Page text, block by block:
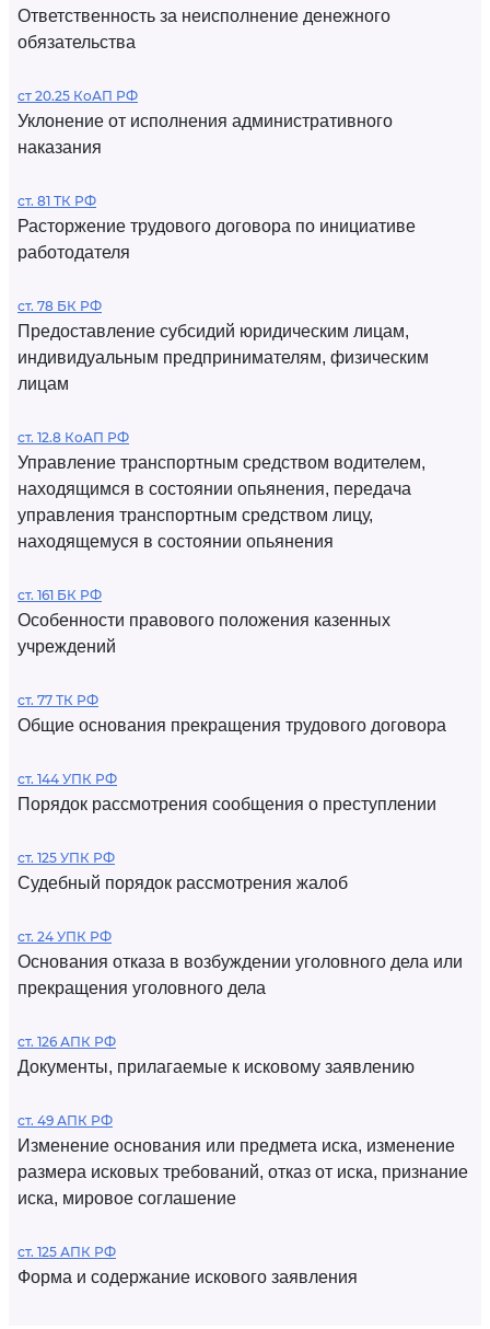
Ответственность за неисполнение денежного
обязательства
ст 20.25 КоАП РФ
Уклонение от исполнения административного
наказания
ст. 81 ТК РФ
Расторжение трудового договора по инициативе
работодателя
ст. 78 БК РФ
Предоставление субсидий юридическим лицам,
индивидуальным предпринимателям, физическим
лицам
ст. 12.8 КоАП РФ
Управление транспортным средством водителем,
находящимся в состоянии опьянения, передача
управления транспортным средством лицу,
находящемуся в состоянии опьянения
ст. 161 БК РФ
Особенности правового положения казенных
учреждений
ст. 77 ТК РФ
Общие основания прекращения трудового договора
ст. 144 УПК РФ
Порядок рассмотрения сообщения о преступлении
ст. 125 УПК РФ
Судебный порядок рассмотрения жалоб
ст. 24 УПК РФ
Основания отказа в возбуждении уголовного дела или
прекращения уголовного дела
ст. 126 АПК РФ
Документы, прилагаемые к исковому заявлению
ст. 49 АПК РФ
Изменение основания или предмета иска, изменение
размера исковых требований, отказ от иска, признание
иска, мировое соглашение
ст. 125 АПК РФ
Форма и содержание искового заявления